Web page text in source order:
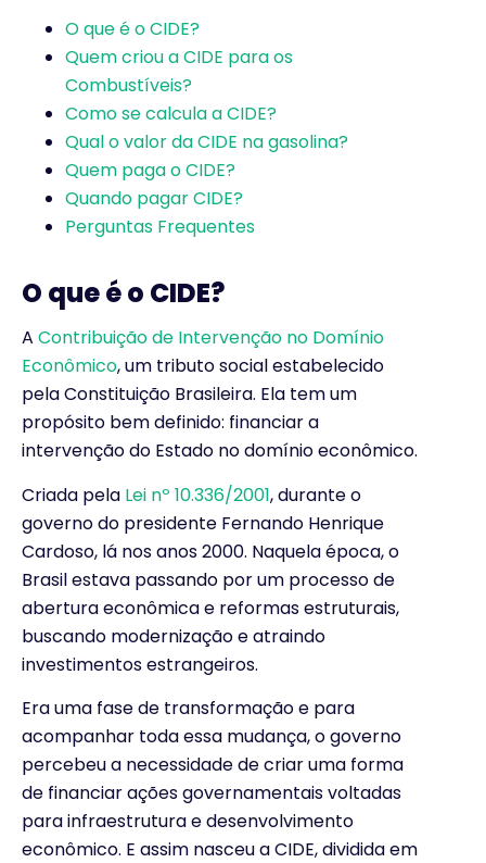
O que é o CIDE?
Quem criou a CIDE para os
Combustíveis?
Como se calcula a CIDE?
Qual o valor da CIDE na gasolina?
Quem paga o CIDE?
Quando pagar CIDE?
Perguntas Frequentes
O que é o CIDE?
A Contribuição de Intervenção no Domínio
Econômico, um tributo social estabelecido
pela Constituição Brasileira. Ela tem um
propósito bem definido: financiar a
intervenção do Estado no domínio econômico.
Criada pela Lei nº 10.336/2001, durante o
governo do presidente Fernando Henrique
Cardoso, lá nos anos 2000. Naquela época, o
Brasil estava passando por um processo de
abertura econômica e reformas estruturais,
buscando modernização e atraindo
investimentos estrangeiros.
Era uma fase de transformação e para
acompanhar toda essa mudança, o governo
percebeu a necessidade de criar uma forma
de financiar ações governamentais voltadas
para infraestrutura e desenvolvimento
econômico. E assim nasceu a CIDE, dividida em